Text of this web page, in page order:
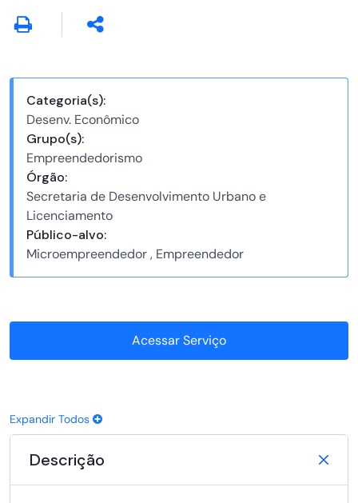
Categoria(s):
Desenv. Econômico
Grupo(s):
Empreendedorismo
Órgão:
Secretaria de Desenvolvimento Urbano e
Licenciamento
Público-alvo:
Microempreendedor , Empreendedor
Acessar Serviço
Expandir Todos
Descrição